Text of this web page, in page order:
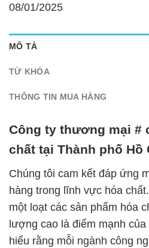
08/01/2025
MÔ TẢ
TỪ KHÓA
THÔNG TIN MUA HÀNG
Công ty thương mại #
chất tại Thành phố Hồ
Chúng tôi cam kết đáp ứng
hàng trong lĩnh vực hóa
một loạt các sản phẩm hóa
lượng cao là điểm mạnh
hiểu rằng mỗi ngành công